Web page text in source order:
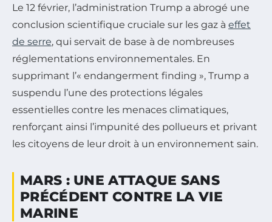
Le 12 février, l’administration Trump a abrogé une
conclusion scientifique cruciale sur les gaz à effet
de serre, qui servait de base à de nombreuses
réglementations environnementales. En
supprimant l’« endangerment finding », Trump a
suspendu l’une des protections légales
essentielles contre les menaces climatiques,
renforçant ainsi l’impunité des pollueurs et privant
les citoyens de leur droit à un environnement sain.
MARS : UNE ATTAQUE SANS
PRÉCÉDENT CONTRE LA VIE
MARINE